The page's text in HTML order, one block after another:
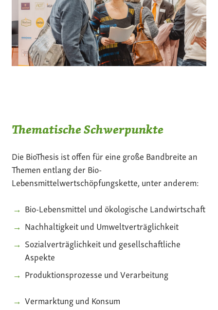
Thematische Schwerpunkte
Die BioThesis ist offen für eine große Bandbreite an
Themen entlang der Bio-
Lebensmittelwertschöpfungskette, unter anderem:
Bio-Lebensmittel und ökologische Landwirtschaft
Nachhaltigkeit und Umweltverträglichkeit
Sozialverträglichkeit und gesellschaftliche
Aspekte
Produktionsprozesse und Verarbeitung
Vermarktung und Konsum